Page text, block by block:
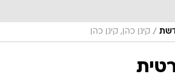
/ קינן כהן, קינן כהן